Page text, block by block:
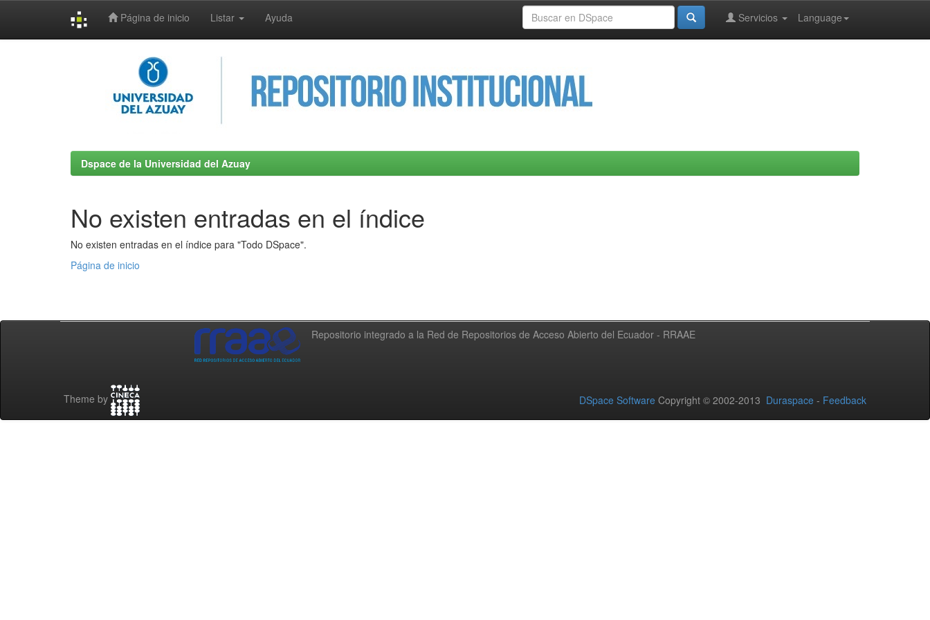
Página de inicio Listar Ayuda Language
Servicios
Dspace de la Universidad del Azuay
No existen entradas en el índice
No existen entradas en el índice para "Todo DSpace".
Página de inicio
Repositorio integrado a la Red de Repositorios de Acceso Abierto del Ecuador - RRAAE
Theme by DSpace Software Copyright © 2002-2013 Duraspace - Feedback